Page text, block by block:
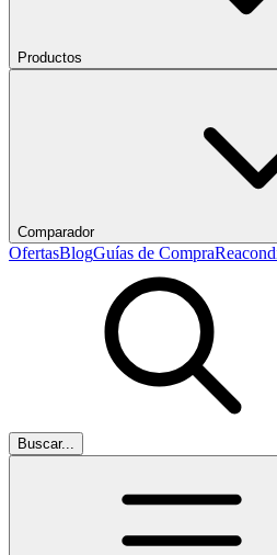
Productos
Comparador
OfertasBlogGuías de Compra
Buscar...